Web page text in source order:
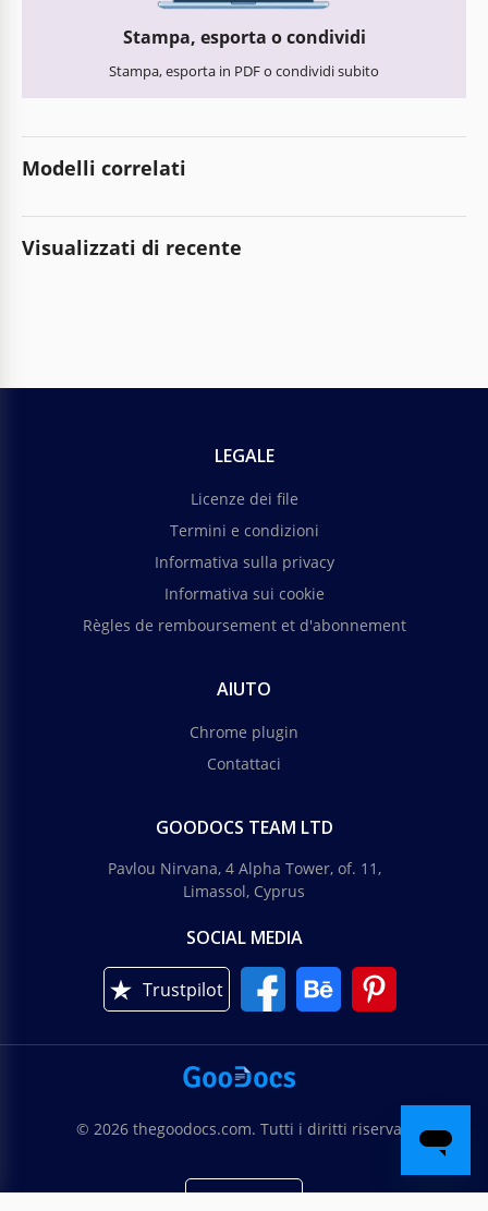
Stampa, esporta o condividi
Stampa, esporta in PDF o condividi subito
Modelli correlati
Visualizzati di recente
LEGALE
Licenze dei file
Termini e condizioni
Informativa sulla privacy
Informativa sui cookie
Règles de remboursement et d'abonnement
AIUTO
Chrome plugin
Contattaci
GOODOCS TEAM LTD
Pavlou Nirvana, 4 Alpha Tower, of. 11,
Limassol, Cyprus
SOCIAL MEDIA
Trustpilot
© 2026 thegoodocs.com. Tutti i diritti riservati
Italiano